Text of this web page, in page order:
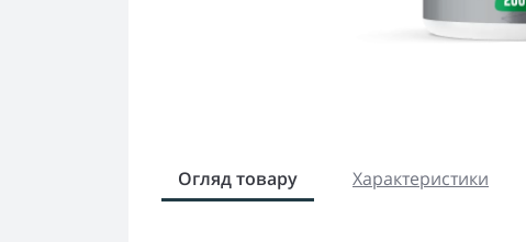
Огляд товару Характеристики